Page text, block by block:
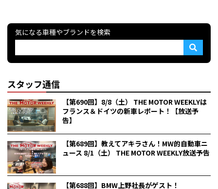
気になる車種やブランドを検索
スタッフ通信
【第690回】8/8（土） THE MOTOR WEEKLYは
フランス＆ドイツの新車レポート！【放送予
告】
【第689回】教えてアキラさん！MW的自動車ニ
ュース 8/1（土） THE MOTOR WEEKLY放送予告
【第688回】BMW上野社長がゲスト！